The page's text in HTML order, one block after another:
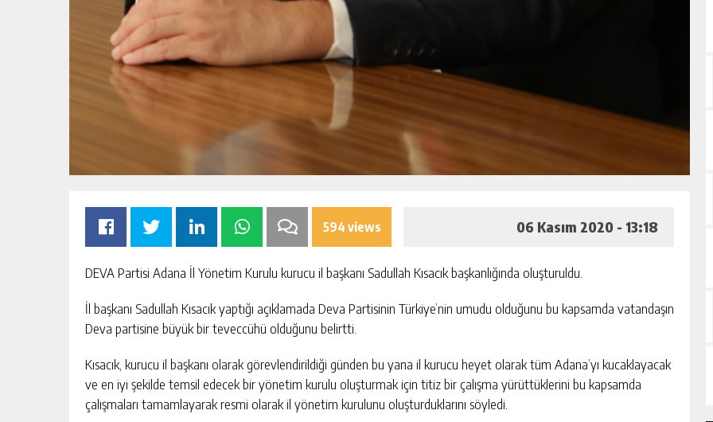
594 views 06 Kasım 2020 - 13:18
DEVA Partisi Adana İl Yönetim Kurulu kurucu il başkanı Sadullah Kısacık başkanlığında oluşturuldu.
İl başkanı Sadullah Kısacık yaptığı açıklamada Deva Partisinin Türkiye’nin umudu olduğunu bu kapsamda vatandaşın
Deva partisine büyük bir teveccühü olduğunu belirtti.
Kısacık, kurucu il başkanı olarak görevlendirildiği günden bu yana il kurucu heyet olarak tüm Adana’yı kucaklayacak
ve en iyi şekilde temsil edecek bir yönetim kurulu oluşturmak için titiz bir çalışma yürüttüklerini bu kapsamda
çalışmaları tamamlayarak resmi olarak il yönetim kurulunu oluşturduklarını söyledi.